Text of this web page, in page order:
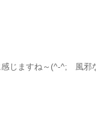
じますね～(^-^; 風邪